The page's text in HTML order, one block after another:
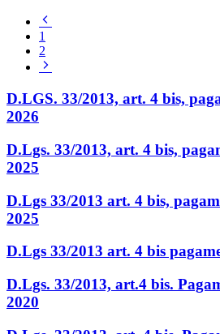
1
2
D.LGS. 33/2013, art. 4 bis,
2026
D.Lgs. 33/2013, art. 4 bis,
2025
D.Lgs 33/2013 art. 4 bis,
2025
D.Lgs 33/2013 art. 4 bis
D.Lgs. 33/2013, art.4 bis.
2020